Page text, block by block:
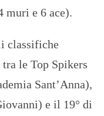
muri e 6 ace).
classifiche
le Top Spikers
Sant’Anna),
e il 19° di